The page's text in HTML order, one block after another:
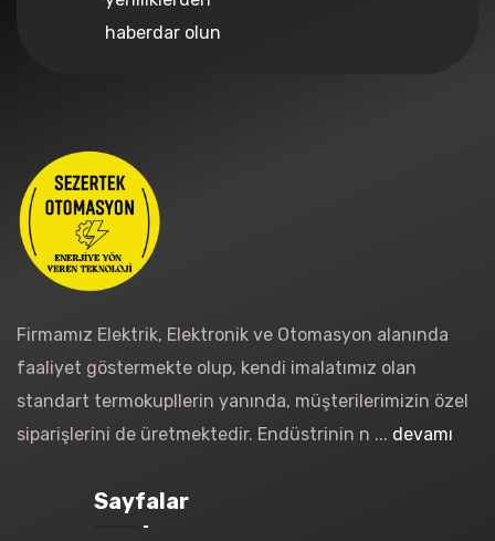
haberdar olun
Firmamız Elektrik, Elektronik ve Otomasyon alanında
faaliyet göstermekte olup, kendi imalatımız olan
standart termokupllerin yanında, müşterilerimizin özel
siparişlerini de üretmektedir. Endüstrinin n ... devamı
Sayfalar